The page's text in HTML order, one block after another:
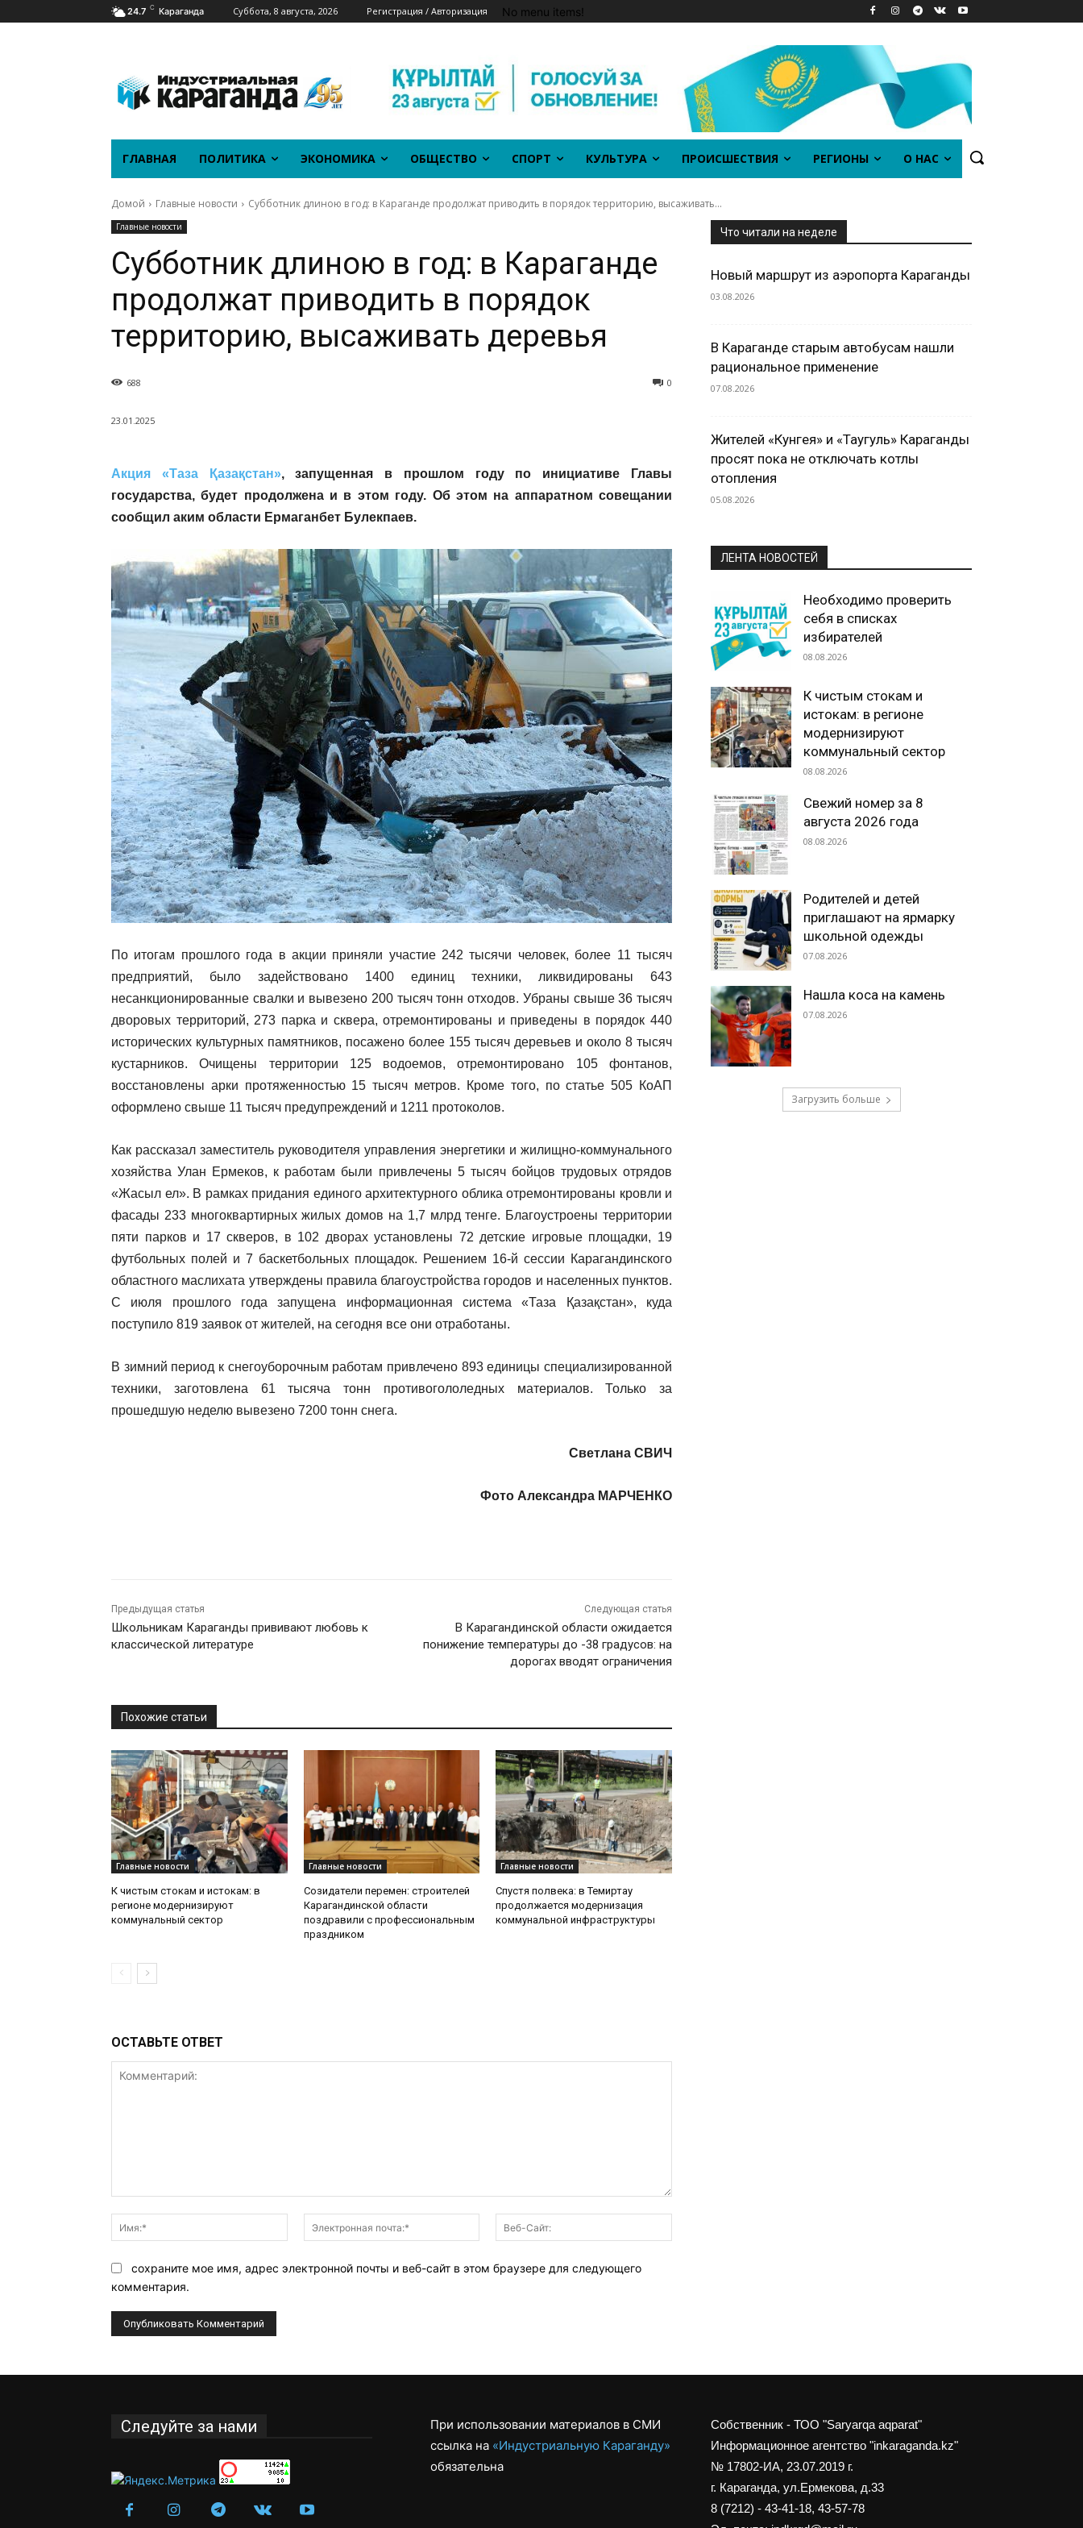
24.7 C Караганда Суббота, 8 августа, 2026 Регистрация / Авторизация No menu items!
ГЛАВНАЯ ПОЛИТИКА ЭКОНОМИКА ОБЩЕСТВО СПОРТ КУЛЬТУРА ПРОИСШЕСТВИЯ РЕГИОНЫ О НАС
Домой Главные новости Субботник длиною в год: в Караганде продолжат приводить в порядок территорию, высаживать...
Главные новости
Субботник длиною в год: в Караганде
продолжат приводить в порядок
территорию, высаживать деревья
0
688
23.01.2025
Акция «Таза Қазақстан», запущенная в прошлом году по инициативе Главы
государства, будет продолжена и в этом году. Об этом на аппаратном совещании
сообщил аким области Ермаганбет Булекпаев.
По итогам прошлого года в акции приняли участие 242 тысячи человек, более 11 тысяч
предприятий, было задействовано 1400 единиц техники, ликвидированы 643
несанкционированные свалки и вывезено 200 тысяч тонн отходов. Убраны свыше 36 тысяч
дворовых территорий, 273 парка и сквера, отремонтированы и приведены в порядок 440
исторических культурных памятников, посажено более 155 тысяч деревьев и около 8 тысяч
кустарников. Очищены территории 125 водоемов, отремонтировано 105 фонтанов,
восстановлены арки протяженностью 15 тысяч метров. Кроме того, по статье 505 КоАП
оформлено свыше 11 тысяч предупреждений и 1211 протоколов.
Как рассказал заместитель руководителя управления энергетики и жилищно-коммунального
хозяйства Улан Ермеков, к работам были привлечены 5 тысяч бойцов трудовых отрядов
«Жасыл ел». В рамках придания единого архитектурного облика отремонтированы кровли и
фасады 233 многоквартирных жилых домов на 1,7 млрд тенге. Благоустроены территории
пяти парков и 17 скверов, в 102 дворах установлены 72 детские игровые площадки, 19
футбольных полей и 7 баскетбольных площадок. Решением 16-й сессии Карагандинского
областного маслихата утверждены правила благоустройства городов и населенных пунктов.
С июля прошлого года запущена информационная система «Таза Қазақстан», куда
поступило 819 заявок от жителей, на сегодня все они отработаны.
В зимний период к снегоуборочным работам привлечено 893 единицы специализированной
техники, заготовлена 61 тысяча тонн противогололедных материалов. Только за
прошедшую неделю вывезено 7200 тонн снега.
Светлана СВИЧ
Фото Александра МАРЧЕНКО
Предыдущая статья
Школьникам Караганды прививают любовь к
классической литературе
Следующая статья
В Карагандинской области ожидается
понижение температуры до -38 градусов: на
дорогах вводят ограничения
Похожие статьи
Главные новости
К чистым стокам и истокам: в
регионе модернизируют
коммунальный сектор
Главные новости
Созидатели перемен: строителей
Карагандинской области
поздравили с профессиональным
праздником
Главные новости
Спустя полвека: в Темиртау
продолжается модернизация
коммунальной инфраструктуры
ОСТАВЬТЕ ОТВЕТ
Имя:*
Электронная
почта:*
Сайт:
сохраните мое имя, адрес электронной почты и веб-сайт в этом браузере для следующего
комментария.
Что читали на неделе
Новый маршрут из аэропорта Караганды
03.08.2026
В Караганде старым автобусам нашли
рациональное применение
07.08.2026
Жителей «Кунгея» и «Таугуль» Караганды
просят пока не отключать котлы
отопления
05.08.2026
ЛЕНТА НОВОСТЕЙ
Необходимо проверить
себя в списках
избирателей
08.08.2026
К чистым стокам и
истокам: в регионе
модернизируют
коммунальный сектор
08.08.2026
Свежий номер за 8
августа 2026 года
08.08.2026
Родителей и детей
приглашают на ярмарку
школьной одежды
07.08.2026
Нашла коса на камень
07.08.2026
Загрузить больше
Следуйте за нами
При использовании материалов в СМИ
ссылка на «Индустриальную Караганду»
обязательна
Собственник - ТОО "Saryarqa aqparat"
Информационное агентство "inkaraganda.kz"
№ 17802-ИА, 23.07.2019 г.
г. Караганда, ул.Ермекова, д.33
8 (7212) - 43-41-18, 43-57-78